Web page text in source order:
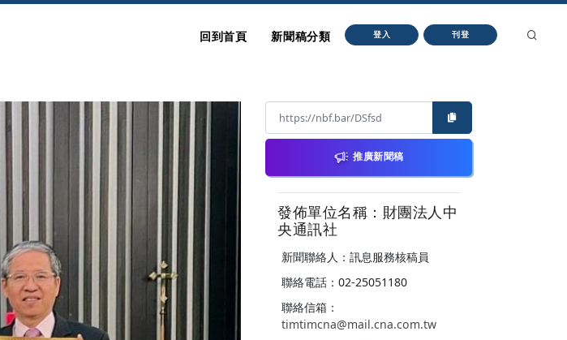
回到首頁 新聞稿分類 登入 刊登
推廣新聞稿
發佈單位名稱：財團法人中
央通訊社
新聞聯絡人：訊息服務核稿員
聯絡電話：02-25051180
聯絡信箱：
timtimcna@mail.cna.com.tw